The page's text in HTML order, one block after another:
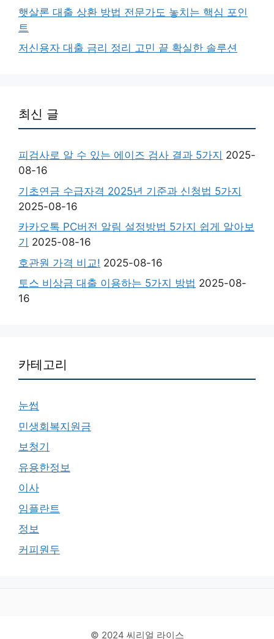
햇살론 대출 상환 방법 전문가도 놓치는 핵심 포인
트
저신용자 대출 금리 정리 고민 끝 확실한 솔루션
최신 글
피검사로 알 수 있는 에이즈 검사 결과 5가지 2025-
08-16
기초연금 수급자격 2025년 기준과 신청법 5가지
2025-08-16
카카오톡 PC버전 알림 설정방법 5가지 쉽게 알아보
기 2025-08-16
호관원 가격 비교! 2025-08-16
토스 비상금 대출 이용하는 5가지 방법 2025-08-
16
카테고리
눈썹
민생회복지원금
보청기
유용한정보
이사
임플란트
정보
커피원두
© 2024 씨리얼 라이스